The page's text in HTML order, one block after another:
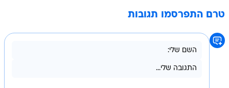
טרם התפרסמו תגובות